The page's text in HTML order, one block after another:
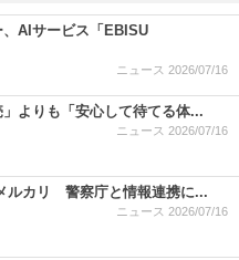
AIサービス「EBISU
ニュース 2026/07/16
よりも「安心して待てる体...
ニュース 2026/07/16
ルカリ 警察庁と情報連携に...
ニュース 2026/07/16